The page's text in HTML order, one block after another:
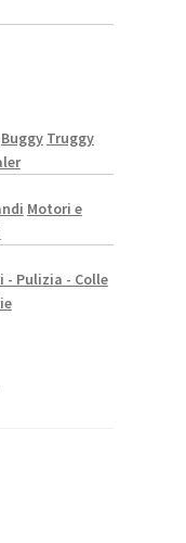
Buggy Truggy
Motori e
- Pulizia - Colle